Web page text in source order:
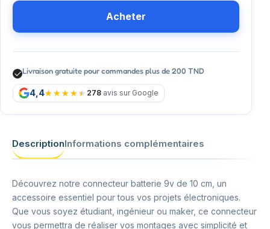
Acheter
Livraison gratuite pour commandes plus de 200 TND
4,4 278 avis sur Google
DescriptionInformations complémentaires
Découvrez notre connecteur batterie 9v de 10 cm, un
accessoire essentiel pour tous vos projets électroniques.
Que vous soyez étudiant, ingénieur ou maker, ce connecteur
vous permettra de réaliser vos montages avec simplicité et